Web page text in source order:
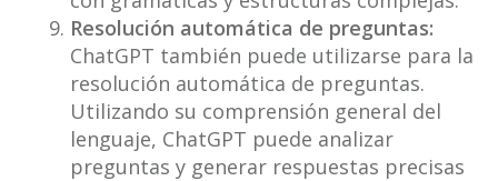
Resolución automática de preguntas:
ChatGPT también puede utilizarse para la
resolución automática de preguntas.
Utilizando su comprensión general del
lenguaje, ChatGPT puede analizar
preguntas y generar respuestas precisas